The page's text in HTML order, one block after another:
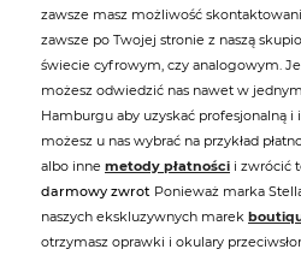
zawsze masz możliwość
zawsze po Twojej stronie z naszą
świecie cyfrowym, czy analogowym.
możesz odwiedzić nas nawet w
Hamburgu aby uzyskać profesjonalną
możesz u nas wybrać na przykład
albo inne metody płatności i zwrócić
darmowy zwrot Ponieważ marka
naszych ekskluzywnych marek
otrzymasz oprawki i okulary